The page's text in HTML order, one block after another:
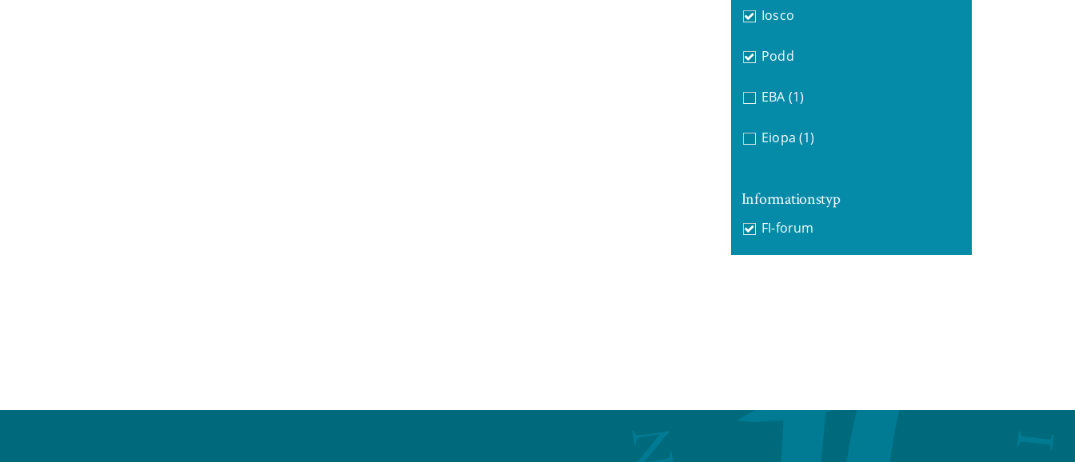
Iosco
Podd
EBA (1)
Eiopa (1)
Informationstyp
FI-forum